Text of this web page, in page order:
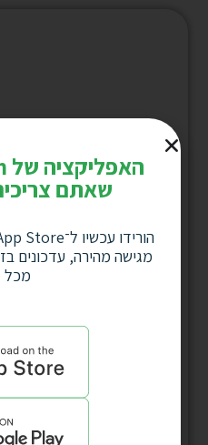
עט תבליט “שמע
למחיר
שאתם
מגישה מהירה, עדכונים
מכל